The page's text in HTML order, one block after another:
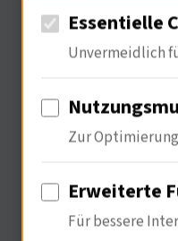
für das
Marie Brand
entschlüsseln ;
zentrale Rolle.
frühkindliche
Verhalten? Ich
Essentielle
Unvermeidlich
Zur
Erweiterte
Für bessere